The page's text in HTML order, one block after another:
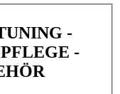
-
-